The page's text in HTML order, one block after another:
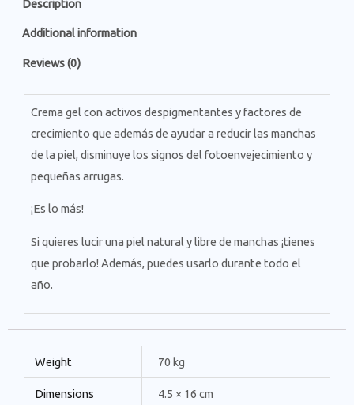
Description
Additional information
Reviews (0)
Crema gel con activos despigmentantes y factores de
crecimiento que además de ayudar a reducir las manchas
de la piel, disminuye los signos del fotoenvejecimiento y
pequeñas arrugas.
¡Es lo más!
Si quieres lucir una piel natural y libre de manchas ¡tienes
que probarlo! Además, puedes usarlo durante todo el
año.
Weight 70 kg
Dimensions 4.5 × 16 cm